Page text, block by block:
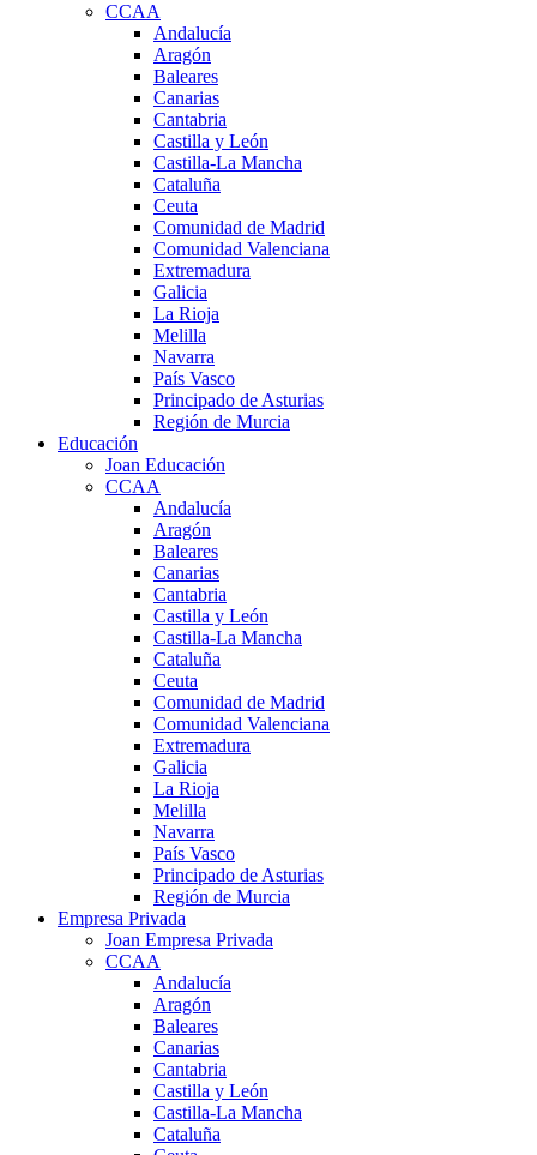
CCAA
Andalucía
Aragón
Baleares
Canarias
Cantabria
Castilla y León
Castilla-La Mancha
Cataluña
Ceuta
Comunidad de Madrid
Comunidad Valenciana
Extremadura
Galicia
La Rioja
Melilla
Navarra
País Vasco
Principado de Asturias
Región de Murcia
Educación
Joan Educación
CCAA
Andalucía
Aragón
Baleares
Canarias
Cantabria
Castilla y León
Castilla-La Mancha
Cataluña
Ceuta
Comunidad de Madrid
Comunidad Valenciana
Extremadura
Galicia
La Rioja
Melilla
Navarra
País Vasco
Principado de Asturias
Región de Murcia
Empresa Privada
Joan Empresa Privada
CCAA
Andalucía
Aragón
Baleares
Canarias
Cantabria
Castilla y León
Castilla-La Mancha
Cataluña